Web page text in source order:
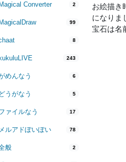
Magical Converter 2
MagicalDraw 99
8
kukuluLIVE 243
めんなう 6
どうがなう 5
ァイルなう 17
メルアドぽいぽい 78
般 2
お絵描き
になりま
宝石は名